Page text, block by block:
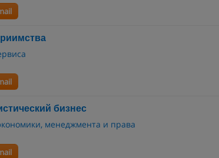
бизнес
менеджмента и права